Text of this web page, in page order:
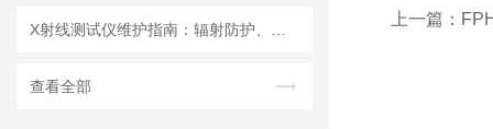
查看全部
上一篇：